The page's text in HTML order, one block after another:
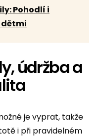
Pohodlí i
dětmi
údržba a
je vyprat, takže
i při pravidelném